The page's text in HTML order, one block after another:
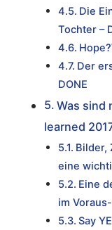
Die
Tochter –
Der
DONE
Was sind
learned
Bilder,
eine
Eine
im
Say